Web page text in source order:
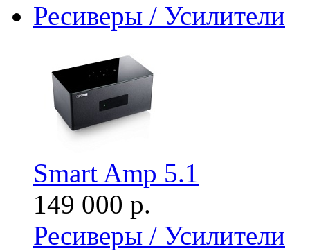
Ресиверы / Усилители
Smart Amp 5.1
149 000 р.
Ресиверы / Усилители